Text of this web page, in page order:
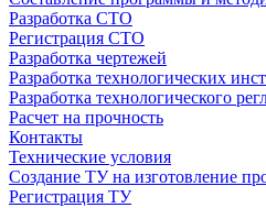
Разработка СТО
Регистрация СТО
Разработка чертежей
Разработка технологических
Разработка технологического
Расчет на прочность
Контакты
Технические условия
Создание ТУ на изготовление
Регистрация ТУ